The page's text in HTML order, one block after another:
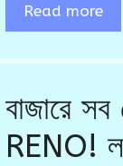
Read more
বাজারে
RENO!